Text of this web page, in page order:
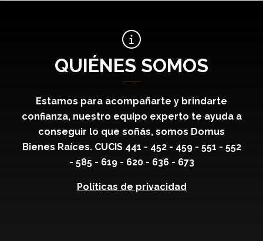
QUIÉNES SOMOS
Estamos para acompañarte y brindarte
confianza, nuestro equipo experto te ayuda a
conseguir lo que soñás, somos Domus
Bienes Raíces. CUCIS 441 - 452 - 459 - 551 - 552
- 585 - 619 - 620 - 636 - 673
Políticas de privacidad